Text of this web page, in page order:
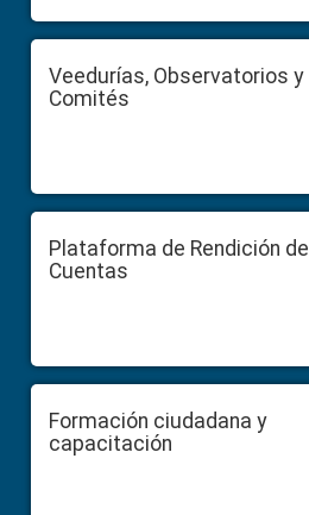
Veedurías, Observatorios y
Comités
Plataforma de Rendición de
Cuentas
Formación ciudadana y
capacitación